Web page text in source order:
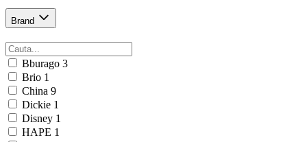
Brand
Bburago 3
Brio 1
China 9
Dickie 1
Disney 1
HAPE 1